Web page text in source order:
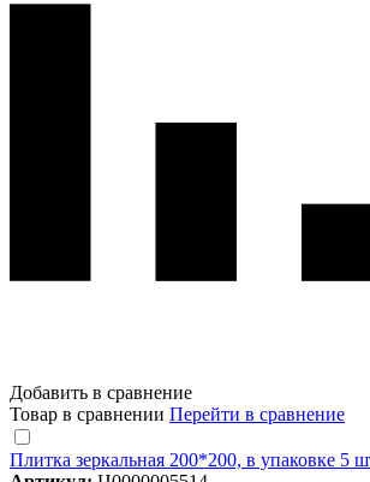
Добавить в сравнение
Товар в сравнении Перейти в сравнение
Плитка зеркальная 200*200, в упаковке 5